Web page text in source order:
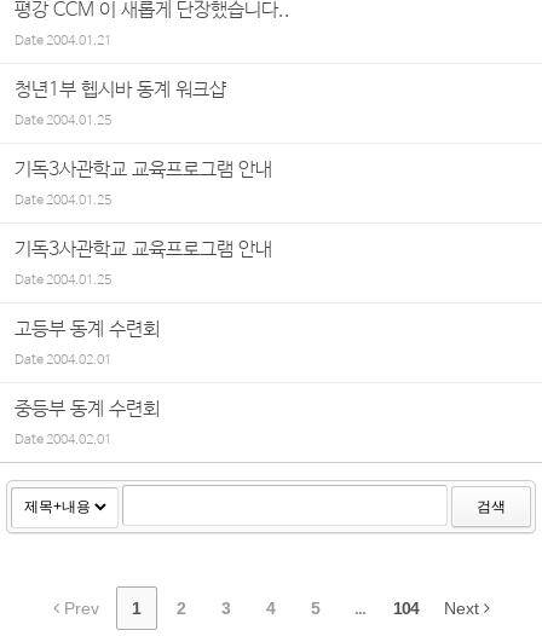
평강 CCM 이 새롭게 단장했습니다..
Date2004.01.21
청년1부 헵시바 동계 워크샵
Date2004.01.25
기독3사관학교 교육프로그램 안내
Date2004.01.25
기독3사관학교 교육프로그램 안내
Date2004.01.25
고등부 동계 수련회
Date2004.02.01
중등부 동계 수련회
Date2004.02.01
검색
Prev 1 2 3 4 5 ... 104 Next